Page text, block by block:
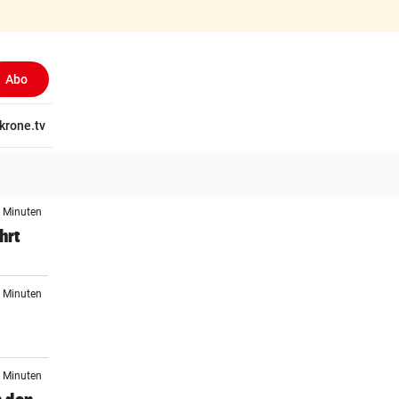
Abo
krone.tv
Minuten
Minuten
Minuten